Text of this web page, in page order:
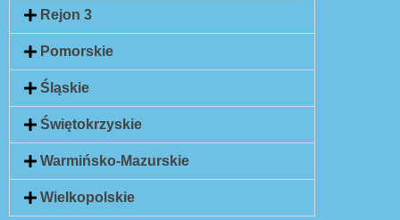
Rejon 3
Pomorskie
Śląskie
Świętokrzyskie
Warmińsko-Mazurskie
Wielkopolskie